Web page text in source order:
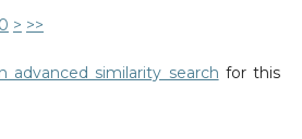
> >>
advanced similarity search for this